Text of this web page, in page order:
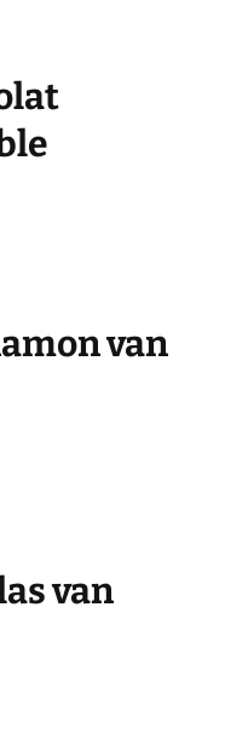
van
van